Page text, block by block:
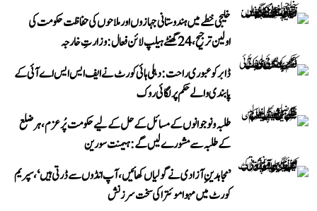
خلیجی خطے میں ہندوستانی جہازوں اور ملاحوں کی حفاظت حکومت کی
اولین ترجیح، 24 گھنٹے ہیلپ لائن فعال: وزارتِ خارجہ
ڈابر کو عبوری راحت: دہلی ہائی کورٹ نے ایف ایس ایس اے آئی کے
پابندی والے حکم پر لگائی روک
طلبہ و نوجوانوں کے مسائل کے حل کے لیے حکومت پُرعزم، ہر ضلع
کے طلبہ سے مشورے لیں گے: ہیمنت سورین
’مجاہدینِ آزادی نے گولیاں کھائیں، آپ انڈوں سے ڈرتی ہیں‘، سپریم
کورٹ میں مہوا موئترا کی سخت سرزنش